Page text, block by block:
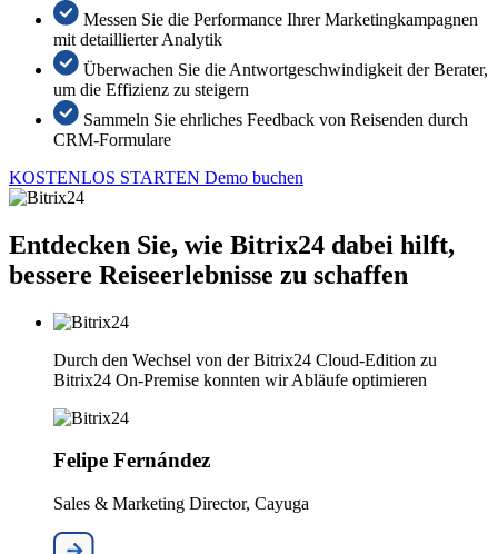
Messen Sie die Performance Ihrer Marketingkampagnen
mit detaillierter Analytik
Überwachen Sie die Antwortgeschwindigkeit der Berater,
um die Effizienz zu steigern
Sammeln Sie ehrliches Feedback von Reisenden durch
CRM-Formulare
KOSTENLOS STARTEN Demo buchen
Entdecken Sie, wie Bitrix24 dabei hilft,
bessere Reiseerlebnisse zu schaffen
Durch den Wechsel von der Bitrix24 Cloud-Edition zu
Bitrix24 On-Premise konnten wir Abläufe optimieren
Felipe Fernández
Sales & Marketing Director, Cayuga